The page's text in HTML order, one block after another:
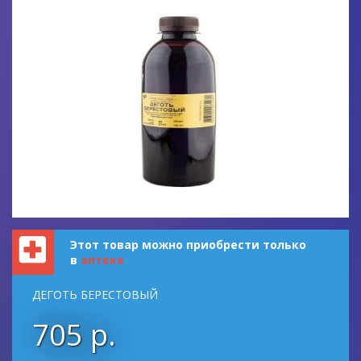
Этот товар можно приобрести только
в аптеке
ДЕГОТЬ БЕРЕСТОВЫЙ
705 р.